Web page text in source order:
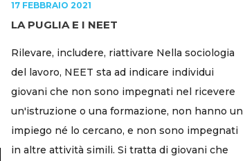
17 FEBBRAIO 2021
LA PUGLIA E I NEET
Rilevare, includere, riattivare Nella sociologia
del lavoro, NEET sta ad indicare individui
giovani che non sono impegnati nel ricevere
un'istruzione o una formazione, non hanno un
impiego né lo cercano, e non sono impegnati
in altre attività simili. Si tratta di giovani che